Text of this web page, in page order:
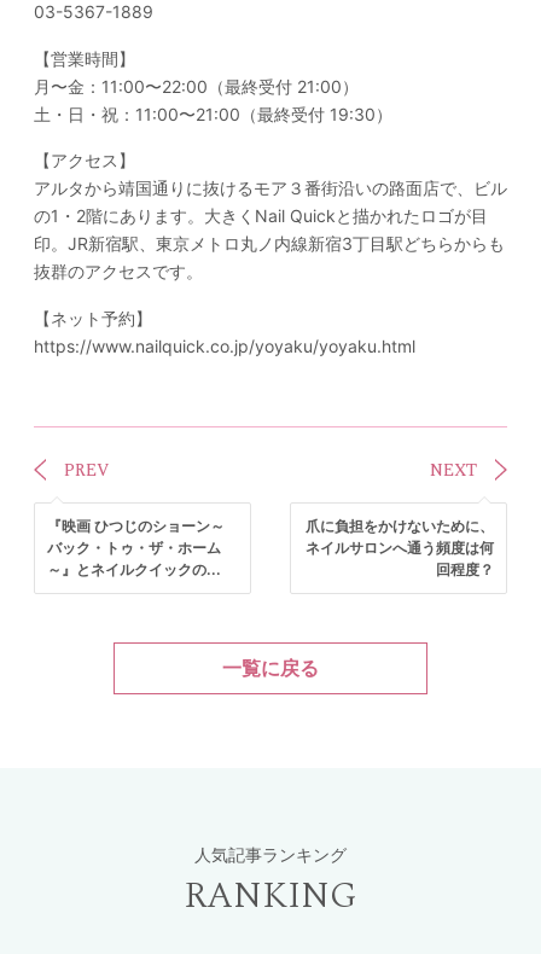
03-5367-1889
【営業時間】
月〜金：11:00〜22:00（最終受付 21:00）
土・日・祝：11:00〜21:00（最終受付 19:30）
【アクセス】
アルタから靖国通りに抜けるモア３番街沿いの路面店で、ビル
の1・2階にあります。大きくNail Quickと描かれたロゴが目
印。JR新宿駅、東京メトロ丸ノ内線新宿3丁目駅どちらからも
抜群のアクセスです。
【ネット予約】
https://www.nailquick.co.jp/yoyaku/yoyaku.html
PREV
『映画 ひつじのショーン～
バック・トゥ・ザ・ホーム
～』とネイルクイックの...
NEXT
爪に負担をかけないために、
ネイルサロンへ通う頻度は何
回程度？
一覧に戻る
人気記事ランキング
RANKING